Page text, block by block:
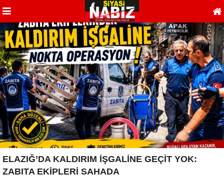
ELAZIĞ’DA KALDIRIM İŞGALİNE GEÇİT YOK:
ZABITA EKİPLERİ SAHADA